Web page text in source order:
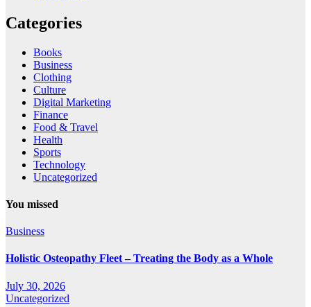
Categories
Books
Business
Clothing
Culture
Digital Marketing
Finance
Food & Travel
Health
Sports
Technology
Uncategorized
You missed
Business
Holistic Osteopathy Fleet – Treating the Body as a Whole
July 30, 2026
Uncategorized